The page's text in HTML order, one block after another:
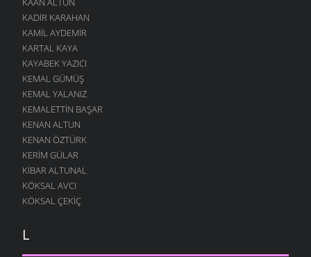
KADIR KARAHAN
KAMIL AYDEMIR
KARTAL KAYA
KAYABEK YAZICI
KEMAL GÜMÜŞ
KEMAL YALANIZ
KEMALETTIN BAŞAR
KENAN ALTUN
KENAN ÖZTÜRK
KERIM GÜLAR
KIBAR ALTUNAL
KÖKSAL AVCI
KÖKSAL ÇEKIÇ
L